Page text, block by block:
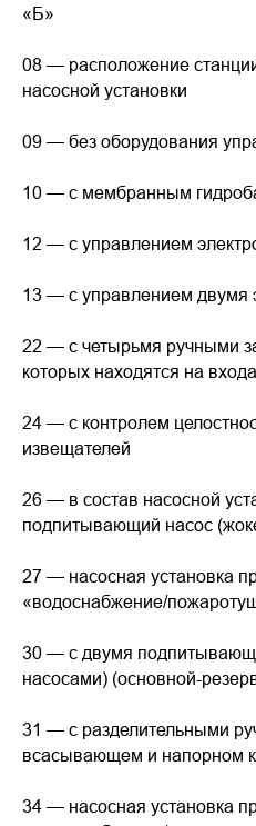
«Б»
08 — расположение
насосной установки
09 — без оборудования
10 — с мембранным
12 — с управлением
13 — с управлением двумя
22 — с четырьмя ручными
которых находятся на
24 — с контролем
извещателей
26 — в состав насосной
подпитывающий насос
27 — насосная установка
«водоснабжение/
30 — с двумя
насосами) (основной-
31 — с разделительными
всасывающем и напорном
34 — насосная установка